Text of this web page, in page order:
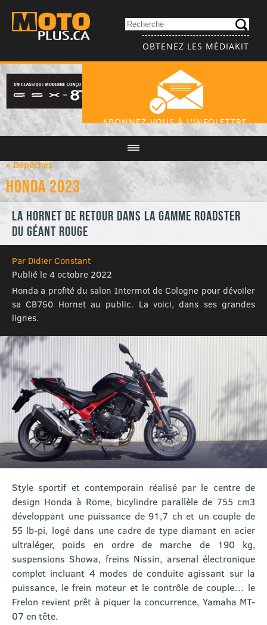
OBTENEZ LES MÉDIAKIT
ABONNEZ-VOUS À L'INFOLETTRE
« Dépêches
Honda 2023
La Hornet de retour dans la gamme roadster
du Géant rouge
Par Didier Constant
Publié le 4 octobre 2022
Honda a profité du salon Intermot de Cologne pour dévoiler
sa CB750 Hornet au public. La voici, dans ses grandes
lignes.
Style sportif et contemporain réalisé par le centre de
design Honda à Rome, bicylindre parallèle de 755 cm3
développant une puissance de 91,7 ch et un couple de
55 lb-pi, logé dans une cadre de type diamant en acier
ultraléger, poids en ordre de marche de 190 kg,
suspensions Showa, freins Nissin, arsenal électronique
complet incluant 4 modes de conduite agissant sur la
puissance, le frein moteur et le contrôle de couple… le
Frelon revient prêt à piquer la concurrence, Yamaha MT-
07 en tête.